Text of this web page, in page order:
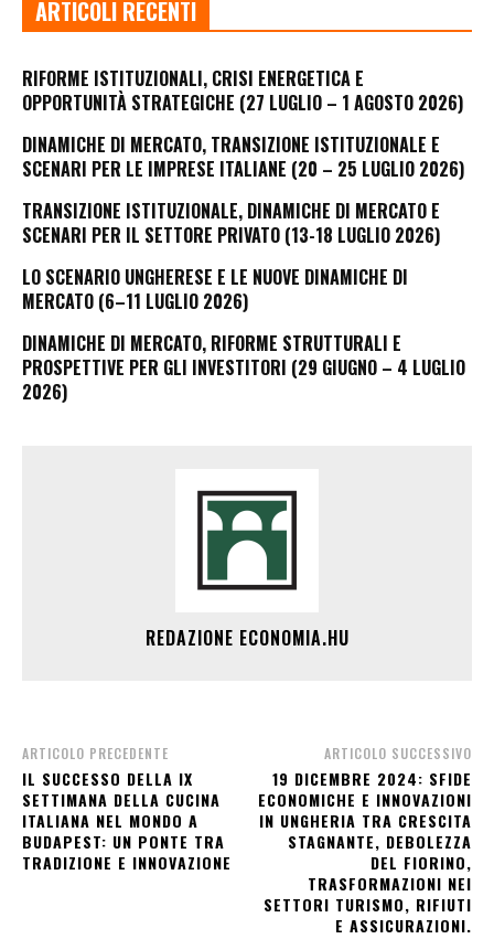
ARTICOLI RECENTI
RIFORME ISTITUZIONALI, CRISI ENERGETICA E
OPPORTUNITÀ STRATEGICHE (27 LUGLIO – 1 AGOSTO 2026)
DINAMICHE DI MERCATO, TRANSIZIONE ISTITUZIONALE E
SCENARI PER LE IMPRESE ITALIANE (20 – 25 LUGLIO 2026)
TRANSIZIONE ISTITUZIONALE, DINAMICHE DI MERCATO E
SCENARI PER IL SETTORE PRIVATO (13-18 LUGLIO 2026)
LO SCENARIO UNGHERESE E LE NUOVE DINAMICHE DI
MERCATO (6–11 LUGLIO 2026)
DINAMICHE DI MERCATO, RIFORME STRUTTURALI E
PROSPETTIVE PER GLI INVESTITORI (29 GIUGNO – 4 LUGLIO
2026)
REDAZIONE ECONOMIA.HU
ARTICOLO PRECEDENTE
IL SUCCESSO DELLA IX
SETTIMANA DELLA CUCINA
ITALIANA NEL MONDO A
BUDAPEST: UN PONTE TRA
TRADIZIONE E INNOVAZIONE
ARTICOLO SUCCESSIVO
19 DICEMBRE 2024: SFIDE
ECONOMICHE E INNOVAZIONI
IN UNGHERIA TRA CRESCITA
STAGNANTE, DEBOLEZZA
DEL FIORINO,
TRASFORMAZIONI NEI
SETTORI TURISMO, RIFIUTI
E ASSICURAZIONI.